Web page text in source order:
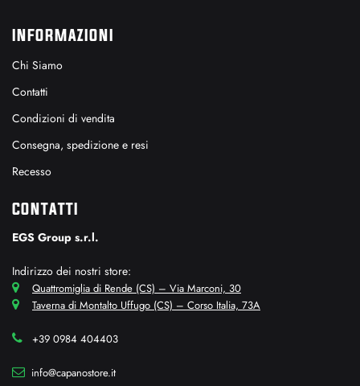
INFORMAZIONI
Chi Siamo
Contatti
Condizioni di vendita
Consegna, spedizione e resi
Recesso
CONTATTI
EGS Group s.r.l.
Indirizzo dei nostri store:
Quattromiglia di Rende (CS) – Via Marconi, 30
Taverna di Montalto Uffugo (CS) – Corso Italia, 73A
+39 0984 404403
info@capanostore.it